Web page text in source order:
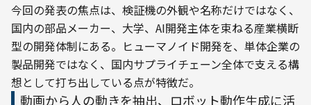
今回の発表の焦点は、検証機の外観や名称だけではなく、
国内の部品メーカー、大学、AI開発主体を束ねる産業横断
型の開発体制にある。ヒューマノイド開発を、単体企業の
製品開発ではなく、国内サプライチェーン全体で支える構
想として打ち出している点が特徴だ。
動画から人の動きを抽出、ロボット動作生成に活